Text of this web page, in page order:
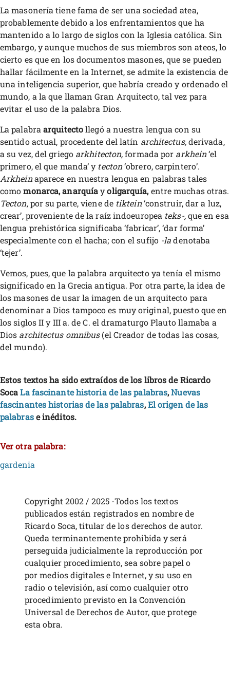
La masonería tiene fama de ser una sociedad atea,
probablemente debido a los enfrentamientos que ha
mantenido a lo largo de siglos con la Iglesia católica. Sin
embargo, y aunque muchos de sus miembros son ateos, lo
cierto es que en los documentos masones, que se pueden
hallar fácilmente en la Internet, se admite la existencia de
una inteligencia superior, que habría creado y ordenado el
mundo, a la que llaman Gran Arquitecto, tal vez para
evitar el uso de la palabra Dios.
La palabraarquitectollegó a nuestra lengua con su
sentido actual, procedente del latín architectus,derivada,
a su vez, del griego arkhitecton,formada por arkhein‘el
primero, el que manda’ y tecton‘obrero, carpintero’.
Arkheinaparece en nuestra lengua en palabras tales
comomonarca, anarquíayoligarquía,entre muchas otras.
Tecton,por su parte, viene de tiktein‘construir, dar a luz,
crear’, proveniente de la raíz indoeuropea teks-,que en esa
lengua prehistórica significaba ‘fabricar’, ‘dar forma’
especialmente con el hacha; con el sufijo -ladenotaba
‘tejer’.
Vemos, pues, que la palabra arquitecto ya tenía el mismo
significado en la Grecia antigua. Por otra parte, la idea de
los masones de usar la imagen de un arquitecto para
denominar a Dios tampoco es muy original, puesto que en
los siglos II y III a. de C. el dramaturgo Plauto llamaba a
Dios architectus omnibus(el Creador de todas las cosas,
del mundo).
Estos textos ha sido extraídos de los libros de Ricardo
SocaLa fascinante historia de las palabras,Nuevas
fascinantes historias de las palabras,El origen de las
palabrase inéditos.
Ver otra palabra:
gardenia
Copyright 2002 / 2025 -Todos los textos
publicados están registrados en nombre de
Ricardo Soca, titular de los derechos de autor.
Queda terminantemente prohibida y será
perseguida judicialmente la reproducción por
cualquier procedimiento, sea sobre papel o
por medios digitales e Internet, y su uso en
radio o televisión, así como cualquier otro
procedimiento previsto en la Convención
Universal de Derechos de Autor, que protege
esta obra.